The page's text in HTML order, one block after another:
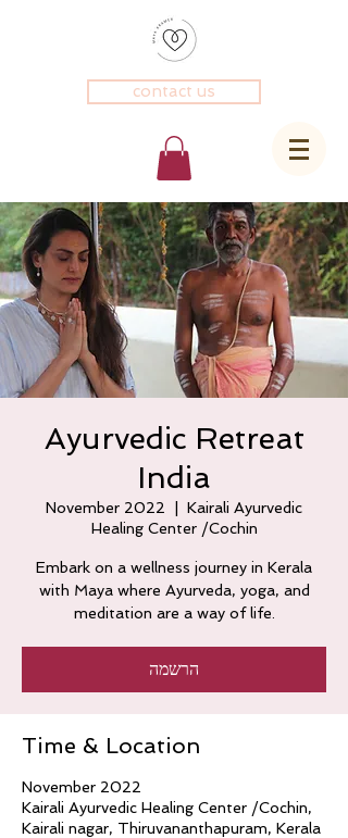
contact us
Ayurvedic Retreat
India
November 2022
Kairali Ayurvedic
Healing Center /Cochin
Embark on a wellness journey in Kerala
with Maya where Ayurveda, yoga, and
meditation are a way of life.
הרשמה
Time & Location
November 2022
Kairali Ayurvedic Healing Center /Cochin,
Kairali nagar, Thiruvananthapuram, Kerala